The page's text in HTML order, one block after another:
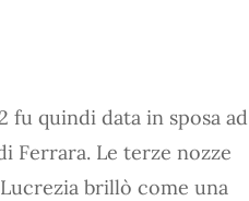
fu quindi data in sposa ad
Ferrara. Le terze nozze
brillò come una